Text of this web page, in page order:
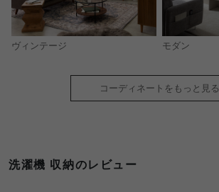
ヴィンテージ モダン
コーディネートをもっと見る
洗濯機 収納のレビュー